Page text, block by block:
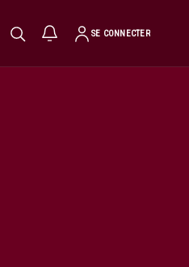
SE CONNECTER